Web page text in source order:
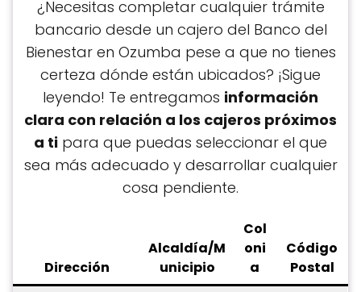
¿Necesitas completar cualquier trámite
bancario desde un cajero del Banco del
Bienestar en Ozumba pese a que no tienes
certeza dónde están ubicados? ¡Sigue
leyendo! Te entregamos información
clara con relación a los cajeros próximos
a ti para que puedas seleccionar el que
sea más adecuado y desarrollar cualquier
cosa pendiente.
Dirección
Alcaldía/M
unicipio
Col
oni
a
Código
Postal